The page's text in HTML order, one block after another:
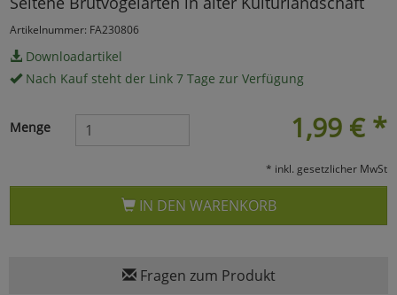
Artikelnummer: FA230806
Downloadartikel
Nach Kauf steht der Link 7 Tage zur Verfügung
1,99 € *
Menge
* inkl. gesetzlicher MwSt
IN DEN WARENKORB
Fragen zum Produkt
Cookies
Einstellungen speichern
zurück zu Haupptseite